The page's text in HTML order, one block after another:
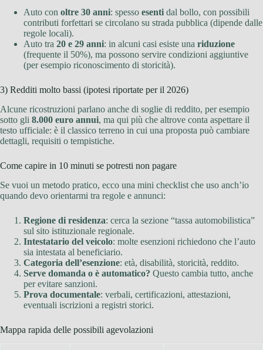
Auto con oltre 30 anni: spesso esenti dal bollo, con possibili
contributi forfettari se circolano su strada pubblica (dipende dalle
regole locali).
Auto tra 20 e 29 anni: in alcuni casi esiste una riduzione
(frequente il 50%), ma possono servire condizioni aggiuntive
(per esempio riconoscimento di storicità).
3) Redditi molto bassi (ipotesi riportate per il 2026)
Alcune ricostruzioni parlano anche di soglie di reddito, per esempio
sotto gli 8.000 euro annui, ma qui più che altrove conta aspettare il
testo ufficiale: è il classico terreno in cui una proposta può cambiare
dettagli, requisiti o tempistiche.
Come capire in 10 minuti se potresti non pagare
Se vuoi un metodo pratico, ecco una mini checklist che uso anch’io
quando devo orientarmi tra regole e annunci:
Regione di residenza: cerca la sezione “tassa automobilistica”
sul sito istituzionale regionale.
Intestatario del veicolo: molte esenzioni richiedono che l’auto
sia intestata al beneficiario.
Categoria dell’esenzione: età, disabilità, storicità, reddito.
Serve domanda o è automatico? Questo cambia tutto, anche
per evitare sanzioni.
Prova documentale: verbali, certificazioni, attestazioni,
eventuali iscrizioni a registri storici.
Mappa rapida delle possibili agevolazioni